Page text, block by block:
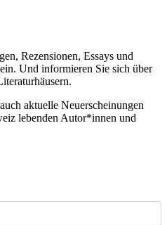
Rezensionen, Essays und
Und informieren Sie sich über
aktuelle Neuerscheinungen
lebenden Autor*innen und